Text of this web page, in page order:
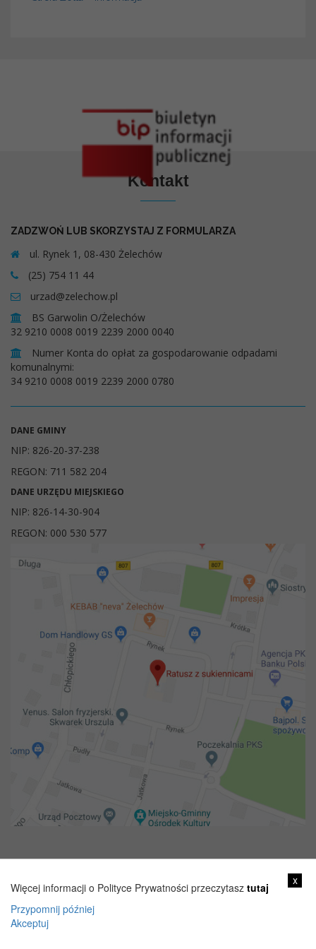
Kontakt
ZADZWOŃ LUB SKORZYSTAJ Z FORMULARZA
ul. Rynek 1, 08-430 Żelechów
(25) 754 11 44
urzad@zelechow.pl
BS Garwolin O/Żelechów
32 9210 0008 0019 2239 2000 0040
Numer Konta do opłat za gospodarowanie odpadami
komunalnymi:
34 9210 0008 0019 2239 2000 0780
DANE GMINY
NIP: 826-20-37-238
REGON: 711 582 204
DANE URZĘDU MIEJSKIEGO
NIP: 826-14-30-904
REGON: 000 530 577
x
Więcej informacji o Polityce Prywatności przeczytasz tutaj
Przypomnij później
Akceptuj